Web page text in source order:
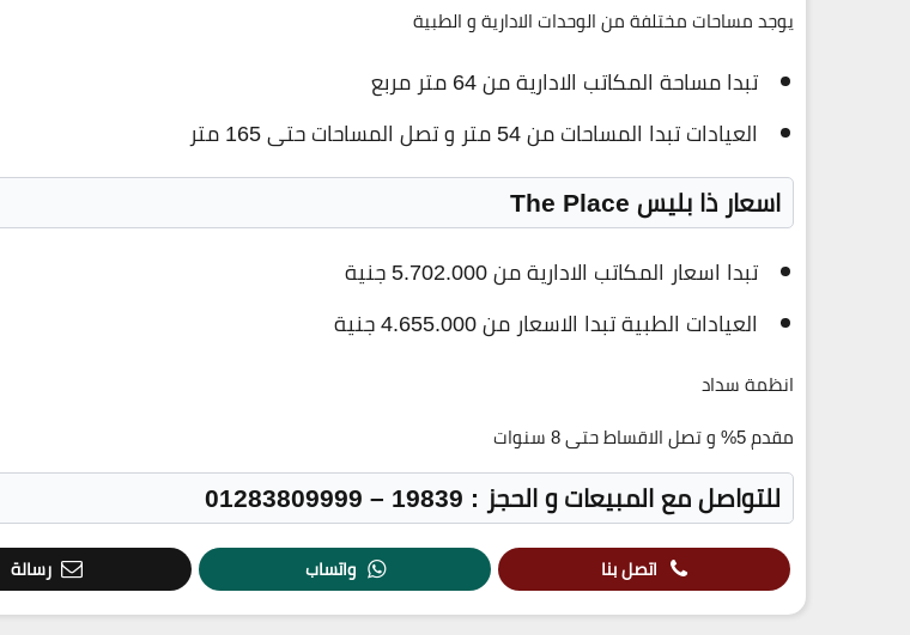
يوجد مساحات مختلفة من الوحدات الادارية و الطبية
تبدا مساحة المكاتب الادارية من 64 متر مربع
العيادات تبدا المساحات من 54 متر و تصل المساحات حتى 165 متر
اسعار ذا بليس The Place
تبدا اسعار المكاتب الادارية من 5.702.000 جنية
العيادات الطبية تبدا الاسعار من 4.655.000 جنية
انظمة سداد
مقدم 5% و تصل الاقساط حتى 8 سنوات
للتواصل مع المبيعات و الحجز : 19839 – 01283809999
اتصل بنا واتساب رسالة